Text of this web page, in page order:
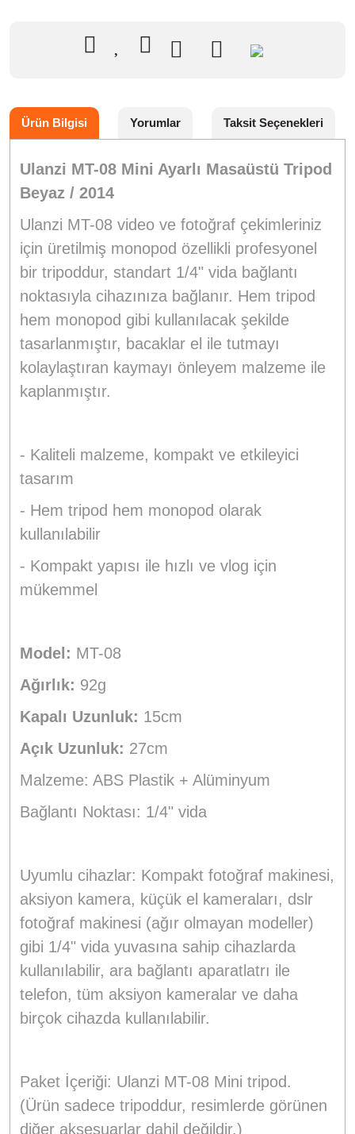
Ürün Bilgisi Yorumlar Taksit Seçenekleri
Ulanzi MT-08 Mini Ayarlı Masaüstü Tripod
Beyaz / 2014
Ulanzi MT-08 video ve fotoğraf çekimleriniz
için üretilmiş monopod özellikli profesyonel
bir tripoddur, standart 1/4" vida bağlantı
noktasıyla cihazınıza bağlanır. Hem tripod
hem monopod gibi kullanılacak şekilde
tasarlanmıştır, bacaklar el ile tutmayı
kolaylaştıran kaymayı önleyem malzeme ile
kaplanmıştır.
- Kaliteli malzeme, kompakt ve etkileyici
tasarım
- Hem tripod hem monopod olarak
kullanılabilir
- Kompakt yapısı ile hızlı ve vlog için
mükemmel
Model: MT-08
Ağırlık: 92g
Kapalı Uzunluk: 15cm
Açık Uzunluk: 27cm
Malzeme: ABS Plastik + Alüminyum
Bağlantı Noktası: 1/4" vida
Uyumlu cihazlar: Kompakt fotoğraf makinesi,
aksiyon kamera, küçük el kameraları, dslr
fotoğraf makinesi (ağır olmayan modeller)
gibi 1/4" vida yuvasına sahip cihazlarda
kullanılabilir, ara bağlantı aparatlatrı ile
telefon, tüm aksiyon kameralar ve daha
birçok cihazda kullanılabilir.
Paket İçeriği: Ulanzi MT-08 Mini tripod.
(Ürün sadece tripoddur, resimlerde görünen
diğer aksesuarlar dahil değildir.)